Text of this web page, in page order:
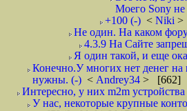
Моего Sony не
+100 (-) < Niki >
Не один. На каком
4.3.9 Hа Сайте
Я один такой, и еще
Конечно.У многих нет денег
нужны. (-) < Andrеy34 > [662]
Интересно, у них m2m
У нас, некоторые крупные